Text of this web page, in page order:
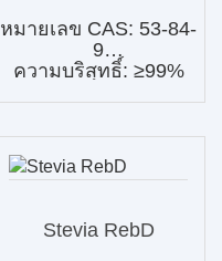
หมายเลข CAS: 53-84-
9
ความบริสุทธิ์: ≥99%
Stevia RebD